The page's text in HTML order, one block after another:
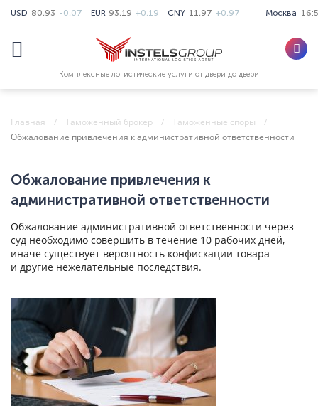
Комплексные логистические услуги от двери до двери
USD 80,93 -0,07 EUR 93,19 +0,19 CNY 11,97 +0,97 Москва
Главная Таможенный брокер
Таможенные споры
Обжалование привлечения к административной ответственности
Обжалование привлечения к
административной ответственности
Обжалование административной ответственности через
суд необходимо совершить в течение 10 рабочих дней,
иначе существует вероятность конфискации товара
и другие нежелательные последствия.